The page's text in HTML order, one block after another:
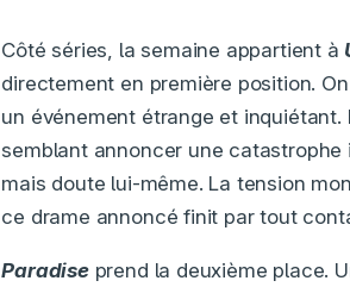
Côté séries, la semaine appartient à
directement en première position.
un événement étrange et inquiétant.
semblant annoncer une catastrophe
mais doute lui-même. La tension
ce drame annoncé finit par tout
Paradiseprend la deuxième place.